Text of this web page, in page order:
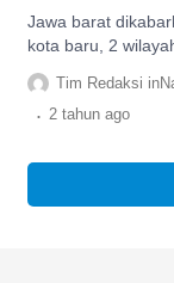
Jawa barat
kota baru, 2
bandung barat
menuju daerah
Tim Redaksi
. 2 tahun ago